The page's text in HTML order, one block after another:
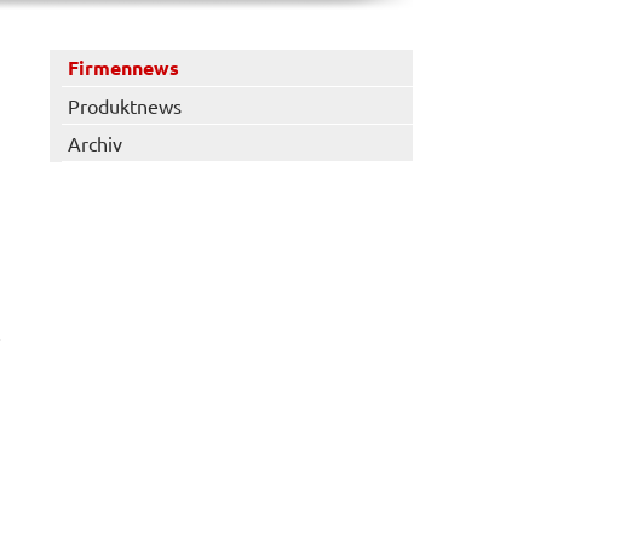
Firmennews
Produktnews
Archiv